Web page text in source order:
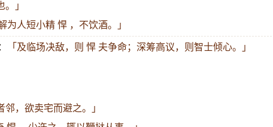
。」
解为人短小精 悍 ，不饮酒。」
： 「及临场决敌，则 悍 夫争命；深筹高议，则智士倾心。」
邻，欲卖宅而避之。」